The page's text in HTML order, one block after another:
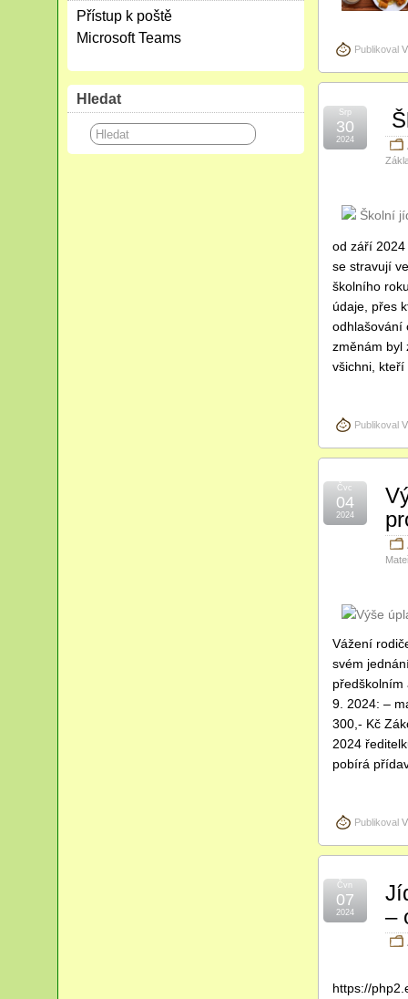
Publikoval
Srp
30
2024
od září
se stravují
školního
údaje, přes
odhlašování
změnám byl
všichni, kteří
Publikoval
Čvc
04
2024
Vážení
svém
předškolním
9. 2024: –
300,- Kč
2024
pobírá
Publikoval
–
Čvn
07
2024
https://
Přístup k poště
Microsoft Teams
Hledat